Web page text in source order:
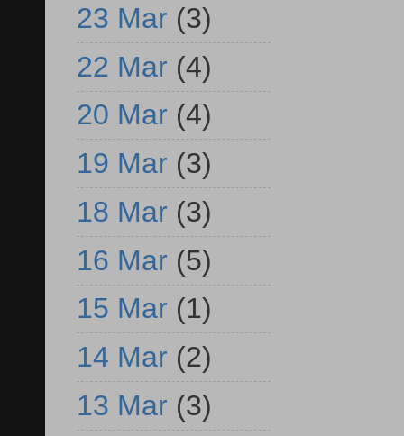
23 Mar (3)
22 Mar (4)
20 Mar (4)
19 Mar (3)
18 Mar (3)
16 Mar (5)
15 Mar (1)
14 Mar (2)
13 Mar (3)